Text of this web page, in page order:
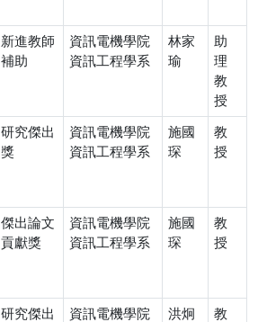
新進教師
補助
資訊電機學院
資訊工程學系
林家
瑜
助
理
教
授
研究傑出
獎
資訊電機學院
資訊工程學系
施國
琛
教
授
傑出論文
貢獻獎
資訊電機學院
資訊工程學系
施國
琛
教
授
研究傑出
資訊電機學院
洪炯
教